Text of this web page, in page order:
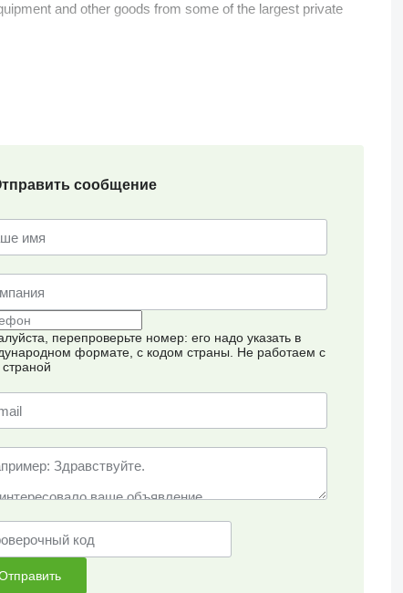
and other goods from some of the largest private
сообщение
перепроверьте номер: его надо указать в
формате, с кодом страны.
Не работаем с
страной